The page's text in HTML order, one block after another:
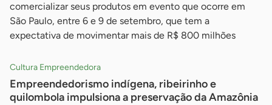
comercializar seus produtos em evento que ocorre em
São Paulo, entre 6 e 9 de setembro, que tem a
expectativa de movimentar mais de R$ 800 milhões
Cultura Empreendedora
Empreendedorismo indígena, ribeirinho e
quilombola impulsiona a preservação da Amazônia